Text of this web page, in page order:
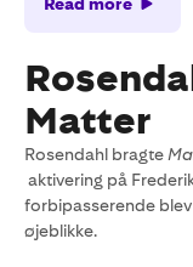
Matter
Rosendahl bragte
aktivering på
forbipasserende
øjeblikke.